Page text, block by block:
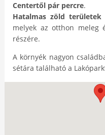
Centertől pár percre.
Hatalmas zöld területek
melyek az otthon meleg
részére.
A környék nagyon
sétára található a